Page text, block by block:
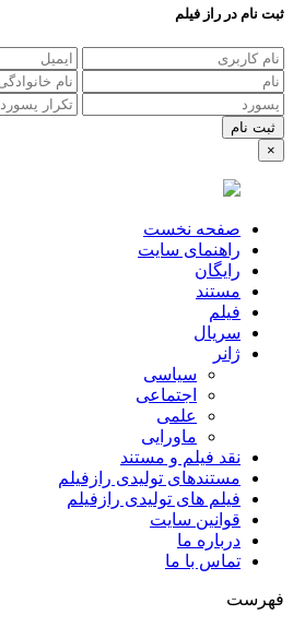
ثبت نام در راز فیلم
×
صفحه نخست
راهنمای سایت
رایگان
مستند
فیلم
سریال
ژانر
سیاسی
اجتماعی
علمی
ماورایی
نقد فیلم و مستند
مستندهای تولیدی رازفیلم
فیلم های تولیدی رازفیلم
قوانین سایت
درباره ما
تماس با ما
فهرست